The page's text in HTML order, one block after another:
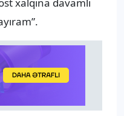
xalqına davamlı